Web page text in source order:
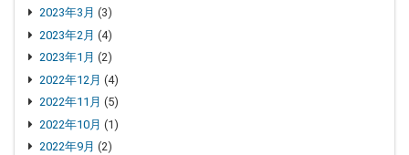
2023年3月 (3)
2023年2月 (4)
2023年1月 (2)
2022年12月 (4)
2022年11月 (5)
2022年10月 (1)
2022年9月 (2)